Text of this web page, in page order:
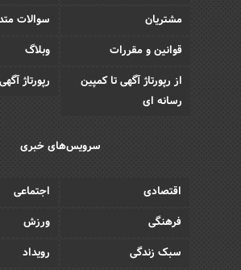
مشتریان
سوالات
قوانین و مقررات
وبلاگ
از رپورتاژ آگهی تا کمپین
رسانه ای
رپورتاژ آگهی
سرویس‌های خبری
اقتصادی
اجتماعی
فرهنگی
ورزش
سبک زندگی
رویداد